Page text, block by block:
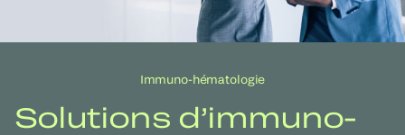
Immuno-hématologie
Solutions d’immuno-